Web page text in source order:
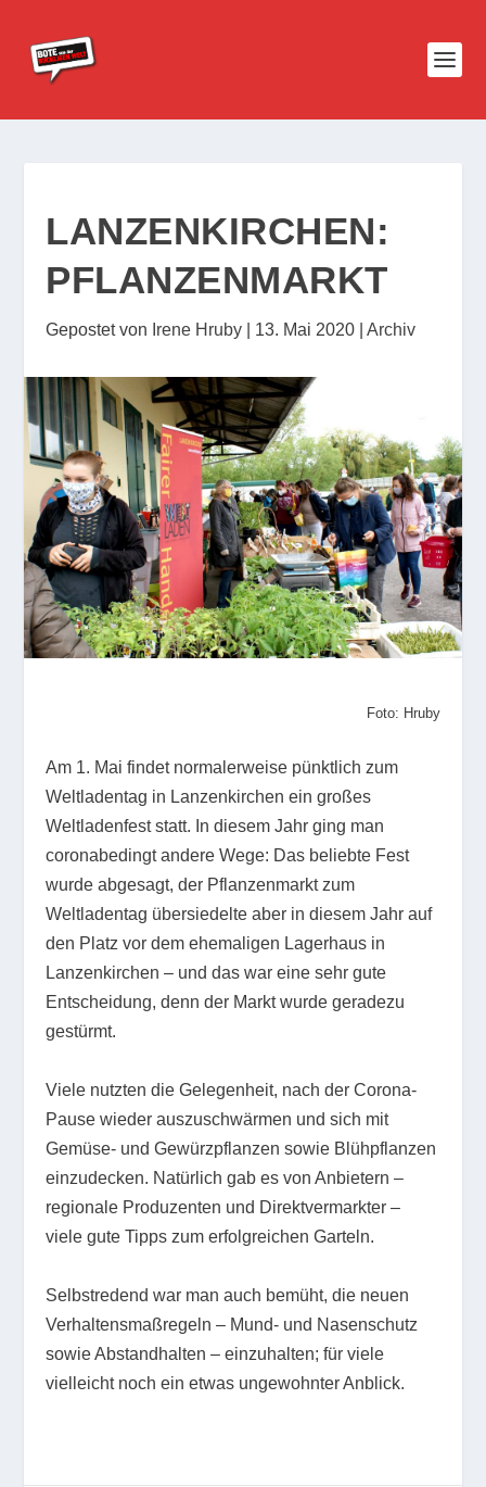
LANZENKIRCHEN:
PFLANZENMARKT
Gepostet von Irene Hruby 13. Mai 2020 |Archiv
Foto: Hruby
Am 1. Mai findet normalerweise pünktlich zum
Weltladentag in Lanzenkirchen ein großes
Weltladenfest statt. In diesem Jahr ging man
coronabedingt andere Wege: Das beliebte Fest
wurde abgesagt, der Pflanzenmarkt zum
Weltladentag übersiedelte aber in diesem Jahr auf
den Platz vor dem ehemaligen Lagerhaus in
Lanzenkirchen – und das war eine sehr gute
Entscheidung, denn der Markt wurde geradezu
gestürmt.
Viele nutzten die Gelegenheit, nach der Corona-
Pause wieder auszuschwärmen und sich mit
Gemüse- und Gewürzpflanzen sowie Blühpflanzen
einzudecken. Natürlich gab es von Anbietern –
regionale Produzenten und Direktvermarkter –
viele gute Tipps zum erfolgreichen Garteln.
Selbstredend war man auch bemüht, die neuen
Verhaltensmaßregeln – Mund- und Nasenschutz
sowie Abstandhalten – einzuhalten; für viele
vielleicht noch ein etwas ungewohnter Anblick.